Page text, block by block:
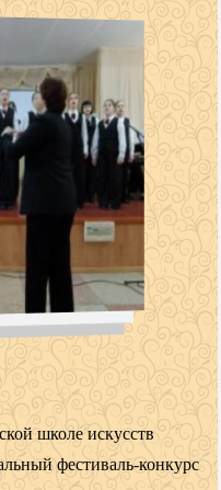
школе искусств
фестиваль-конкурс